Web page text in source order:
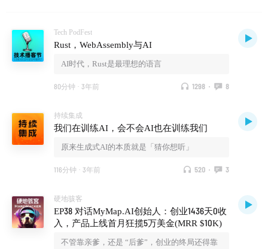
业」；既有社会大学般的「技术从业指南」，也有「技术与跨
界」36行朋友圈的多彩世界。
Tech PodFest
Rust，WebAssembly与AI
AI时代，Rust是最理想的语言
80分钟 · 3年前 1298 · 8
持续集成
我们在训练AI，会不会AI也在训练我们
原来生成式AI的本质就是「猜你想听」
116分钟 · 3年前 520 · 3
硬地骇客
EP38 对话MyMap.AI创始人：创业1436天0收
入，产品上线首月狂揽5万美金(MRR $10K)
不管靠亲爹，还是 “后爹”，创业的终局还得靠